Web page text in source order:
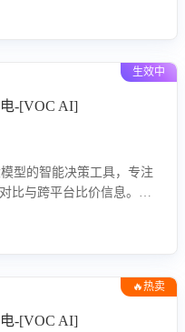
。
生效中
-[VOC AI]
型的智能决策工具，专注
比与跨平台比价信息。该
费者的比价行为。通过提
🔥热卖
-[VOC AI]